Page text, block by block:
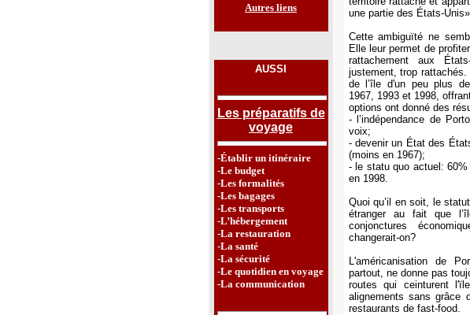
Autres liens
AUSSI
Les préparatifs de
voyage
-Établir un itinéraire
-Le budget
-Les formalités
-Les bagages
-Les transports
-L’hébergement
-La restauration
-La santé
-La sécurité
-Le quotidien en voyage
-La communication
une partie des États-
Cette ambiguïté ne
Elle leur permet de
rattachement aux
justement, trop
de l’île d'un peu plus
1967, 1993 et 1998,
options ont donné des
- l’indépendance de
voix;
- devenir un État des
(moins en 1967);
- le statu quo actuel:
en 1998.
Quoi qu’il en soit, le
étranger au fait que
conjonctures
changerait-on?
L'américanisation de
partout, ne donne pas
routes qui ceinturent
alignements sans grâce
restaurants de fast-food.